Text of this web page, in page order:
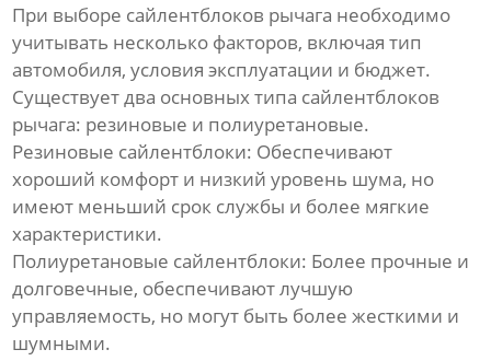
При выборе сайлентблоков рычага необходимо
учитывать несколько факторов, включая тип
автомобиля, условия эксплуатации и бюджет.
Существует два основных типа сайлентблоков
рычага: резиновые и полиуретановые.
Резиновые сайлентблоки: Обеспечивают
хороший комфорт и низкий уровень шума, но
имеют меньший срок службы и более мягкие
характеристики.
Полиуретановые сайлентблоки: Более прочные и
долговечные, обеспечивают лучшую
управляемость, но могут быть более жесткими и
шумными.